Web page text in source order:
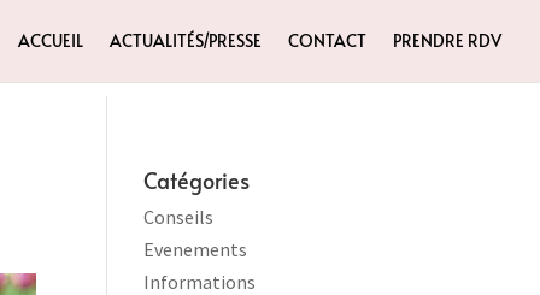
ACCUEIL ACTUALITÉS/PRESSE CONTACT PRENDRE RDV
Catégories
Conseils
Evenements
Informations